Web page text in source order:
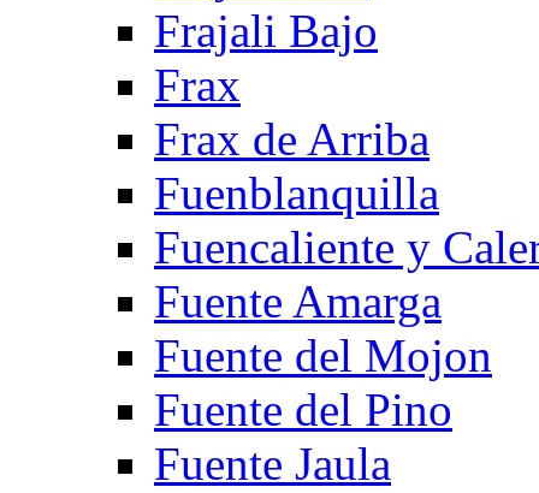
Frajali Bajo
Frax
Frax de Arriba
Fuenblanquilla
Fuencaliente y
Fuente Amarga
Fuente del Mojon
Fuente del Pino
Fuente Jaula